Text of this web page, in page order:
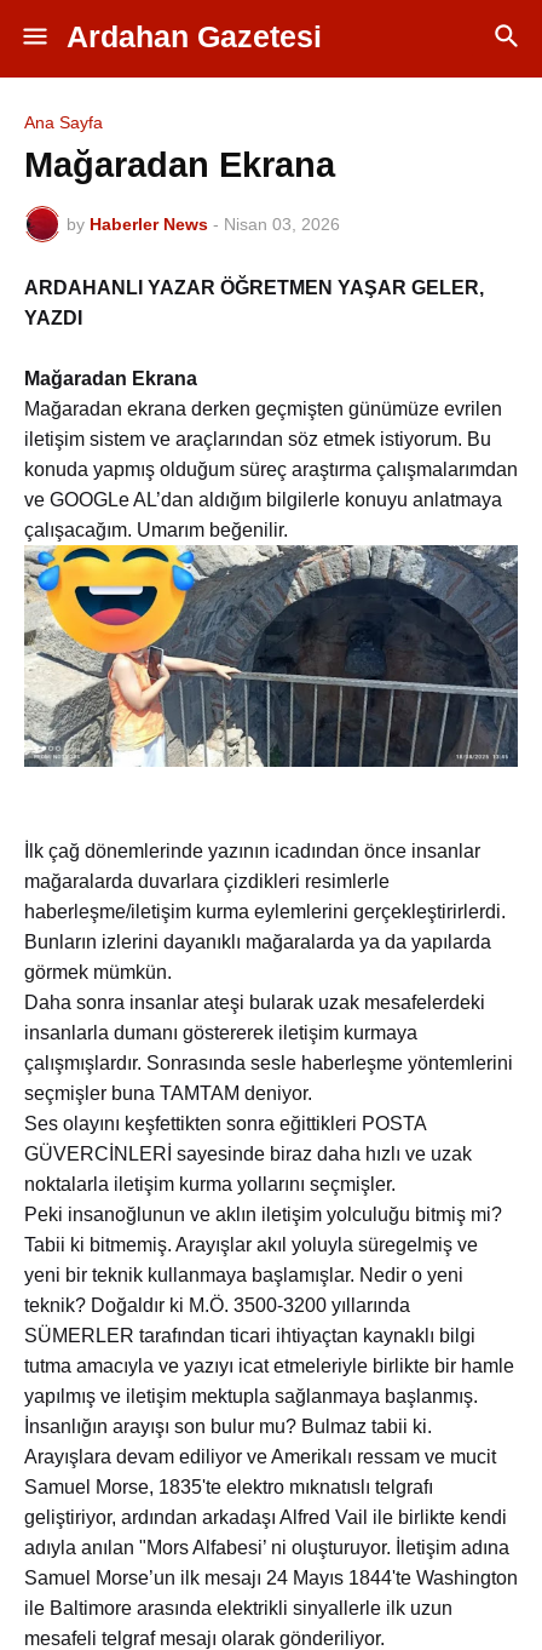
Ardahan Gazetesi
Ana Sayfa
Mağaradan Ekrana
by Haberler News - Nisan 03, 2026
ARDAHANLI YAZAR ÖĞRETMEN YAŞAR GELER,
YAZDI
Mağaradan Ekrana
Mağaradan ekrana derken geçmişten günümüze evrilen
iletişim sistem ve araçlarından söz etmek istiyorum. Bu
konuda yapmış olduğum süreç araştırma çalışmalarımdan
ve GOOGLe AL’dan aldığım bilgilerle konuyu anlatmaya
çalışacağım. Umarım beğenilir.
İlk çağ dönemlerinde yazının icadından önce insanlar
mağaralarda duvarlara çizdikleri resimlerle
haberleşme/iletişim kurma eylemlerini gerçekleştirirlerdi.
Bunların izlerini dayanıklı mağaralarda ya da yapılarda
görmek mümkün.
Daha sonra insanlar ateşi bularak uzak mesafelerdeki
insanlarla dumanı göstererek iletişim kurmaya
çalışmışlardır. Sonrasında sesle haberleşme yöntemlerini
seçmişler buna TAMTAM deniyor.
Ses olayını keşfettikten sonra eğittikleri POSTA
GÜVERCİNLERİ sayesinde biraz daha hızlı ve uzak
noktalarla iletişim kurma yollarını seçmişler.
Peki insanoğlunun ve aklın iletişim yolculuğu bitmiş mi?
Tabii ki bitmemiş. Arayışlar akıl yoluyla süregelmiş ve
yeni bir teknik kullanmaya başlamışlar. Nedir o yeni
teknik? Doğaldır ki M.Ö. 3500-3200 yıllarında
SÜMERLER tarafından ticari ihtiyaçtan kaynaklı bilgi
tutma amacıyla ve yazıyı icat etmeleriyle birlikte bir hamle
yapılmış ve iletişim mektupla sağlanmaya başlanmış.
İnsanlığın arayışı son bulur mu? Bulmaz tabii ki.
Arayışlara devam ediliyor ve Amerikalı ressam ve mucit
Samuel Morse, 1835'te elektro mıknatıslı telgrafı
geliştiriyor, ardından arkadaşı Alfred Vail ile birlikte kendi
adıyla anılan "Mors Alfabesi’ ni oluşturuyor. İletişim adına
Samuel Morse’un ilk mesajı 24 Mayıs 1844'te Washington
ile Baltimore arasında elektrikli sinyallerle ilk uzun
mesafeli telgraf mesajı olarak gönderiliyor.